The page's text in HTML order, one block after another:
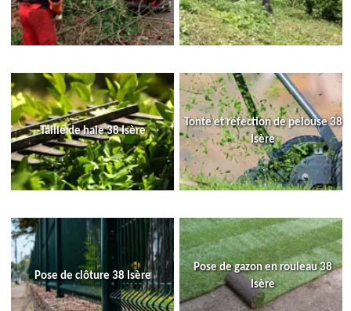
Taille de haie 38 Isère
Tonte et réfection de pelouse 38
Isère
Pose de clôture 38 Isère
Pose de gazon en rouleau 38
Isère